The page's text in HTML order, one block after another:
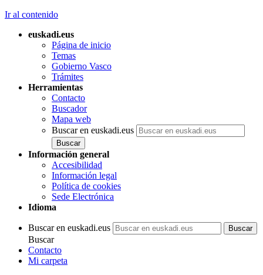
Ir al contenido
euskadi.eus
Página de inicio
Temas
Gobierno Vasco
Trámites
Herramientas
Contacto
Buscador
Mapa web
Buscar en euskadi.eus
Información general
Accesibilidad
Información legal
Política de cookies
Sede Electrónica
Idioma
Buscar en euskadi.eus
Buscar
Contacto
Mi carpeta